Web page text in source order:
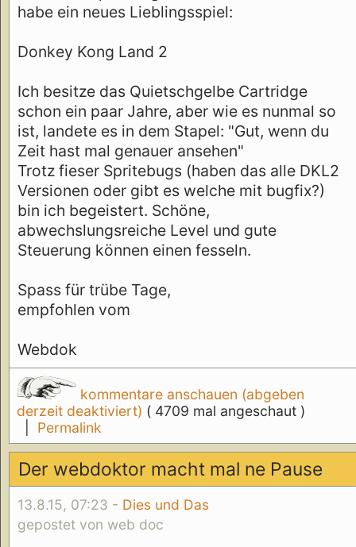
habe ein neues Lieblingsspiel:
Donkey Kong Land 2
Ich besitze das Quietschgelbe Cartridge
schon ein paar Jahre, aber wie es nunmal so
ist, landete es in dem Stapel: "Gut, wenn du
Zeit hast mal genauer ansehen"
Trotz fieser Spritebugs (haben das alle DKL2
Versionen oder gibt es welche mit bugfix?)
bin ich begeistert. Schöne,
abwechslungsreiche Level und gute
Steuerung können einen fesseln.
Spass für trübe Tage,
empfohlen vom
Webdok
kommentare anschauen (abgeben
derzeit deaktiviert) ( 4709 mal angeschaut )
Permalink
Der webdoktor macht mal ne Pause
13.8.15, 07:23 - Dies und Das
gepostet von web doc